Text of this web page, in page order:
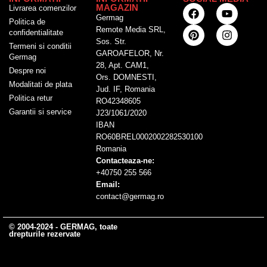
Livrarea comenzilor
Politica de
confidentialitate
Termeni si conditii
Germag
Despre noi
Modalitati de plata
Politica retur
Garantii si service
MAGAZIN
Germag
Remote Media SRL,
Sos. Str.
GAROAFELOR, Nr.
28, Apt. CAM1,
Ors. DOMNESTI,
Jud. IF, Romania
RO42348605
J23/1061/2020
IBAN
RO60BREL0002002282530100
Romania
Contacteaza-ne:
+40750 255 566
Email:
contact@germag.ro
© 2004-2024 - GERMAG, toate
drepturile rezervate